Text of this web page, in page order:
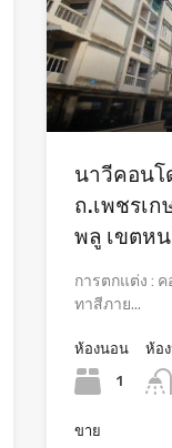
นาวีคอนโ
ถ.เพชรเก
พลู เขตห
การตกแต่ง :
ทาสีภาย...
ห้องนอน
1
ห้อ
ขาย